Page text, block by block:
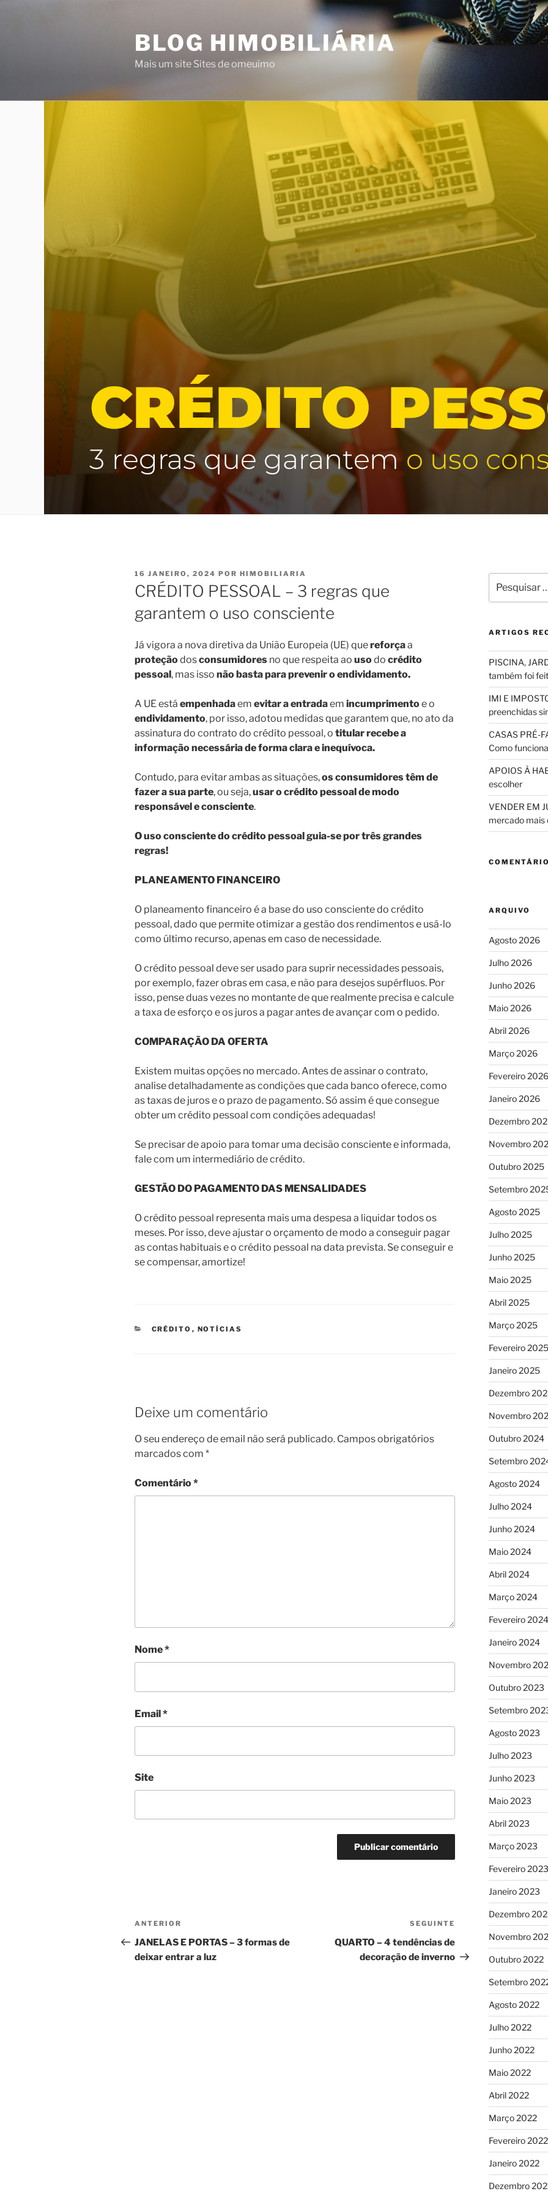
BLOG HIMOBILIÁRIA
Mais um site Sites de omeuimo
PUBLICADO
EM
16 JANEIRO, 2024 POR HIMOBILIARIA
CRÉDITO PESSOAL – 3 regras que
garantem o uso consciente
Já vigora a nova diretiva da União Europeia (UE) quereforçaa
proteçãodosconsumidores no que respeita ao usodo crédito
pessoal, mas isso não basta para prevenir o endividamento.
A UE está empenhadaem evitara entradaem incumprimentoe o
endividamento, por isso, adotou medidas que garantem que, no ato da
assinatura do contrato do crédito pessoal, o titular recebe a
informação necessária de forma clara e inequívoca.
Contudo, para evitar ambas as situações,os consumidores têm de
fazer a sua parte, ou seja,usar o crédito pessoal de modo
responsável e consciente.
O uso consciente do crédito pessoal guia-se por três grandes
regras!
PLANEAMENTO FINANCEIRO
O planeamento financeiro é a base do uso consciente do crédito
pessoal, dado que permite otimizar a gestão dos rendimentos e usá-lo
como último recurso, apenas em caso de necessidade.
O crédito pessoal deve ser usado para suprir necessidades pessoais,
por exemplo, fazer obras em casa, e não para desejos supérfluos. Por
isso, pense duas vezes no montante de que realmente precisa e calcule
a taxa de esforço e os juros a pagar antes de avançar com o pedido.
COMPARAÇÃO DA OFERTA
Existem muitas opções no mercado. Antes de assinar o contrato,
analise detalhadamente as condições que cada banco oferece, como
as taxas de juros e o prazo de pagamento. Só assim é que consegue
obter um crédito pessoal com condições adequadas!
Se precisar de apoio para tomar uma decisão consciente e informada,
fale com um intermediário de crédito.
GESTÃO DO PAGAMENTO DAS MENSALIDADES
O crédito pessoal representa mais uma despesa a liquidar todos os
meses. Por isso, deve ajustar o orçamento de modo a conseguir pagar
as contas habituais e o crédito pessoal na data prevista. Se conseguir e
se compensar, amortize!
CATEGORIAS
CRÉDITO , NOTÍCIAS
Deixe um comentário
O seu endereço de email não será publicado. Campos obrigatórios
marcados com *
Comentário*
Nome*
Email*
Site
Navegação
de
artigos
Conteúdo
anterior
ANTERIOR
JANELAS E PORTAS – 3 formas de
deixar entrar a luz
Conteúdo
seguinte
SEGUINTE
QUARTO – 4 tendências de
decoração de inverno
por:
ARTIGOS
PISCINA,
também foi
IMI E
preenchidas
CASAS PRÉ-
Como
APOIOS À
escolher
VENDER EM
mercado mais
ARQUIVO
Agosto 2026
Julho 2026
Junho 2026
Maio 2026
Abril 2026
Março 2026
Fevereiro 2026
Janeiro 2026
Dezembro
Novembro
Outubro 2025
Setembro
Agosto 2025
Julho 2025
Junho 2025
Maio 2025
Abril 2025
Março 2025
Fevereiro 2025
Janeiro 2025
Dezembro
Novembro
Outubro 2024
Setembro
Agosto 2024
Julho 2024
Junho 2024
Maio 2024
Abril 2024
Março 2024
Fevereiro 2024
Janeiro 2024
Novembro
Outubro 2023
Setembro
Agosto 2023
Julho 2023
Junho 2023
Maio 2023
Abril 2023
Março 2023
Fevereiro 2023
Janeiro 2023
Dezembro
Novembro
Outubro 2022
Setembro
Agosto 2022
Julho 2022
Junho 2022
Maio 2022
Abril 2022
Março 2022
Fevereiro 2022
Janeiro 2022
Dezembro